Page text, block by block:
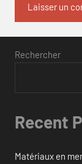
Rechercher
Recent
Matériaux en